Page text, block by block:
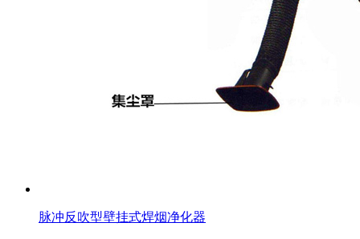
脉冲反吹型壁挂式焊烟净化器